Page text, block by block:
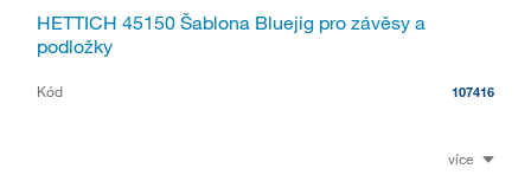
HETTICH 45150 Šablona Bluejig pro závěsy a
podložky
Kód 107416
více